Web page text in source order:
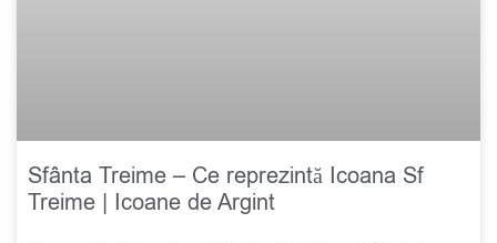
Sfânta Treime – Ce reprezintă Icoana Sf
Treime | Icoane de Argint